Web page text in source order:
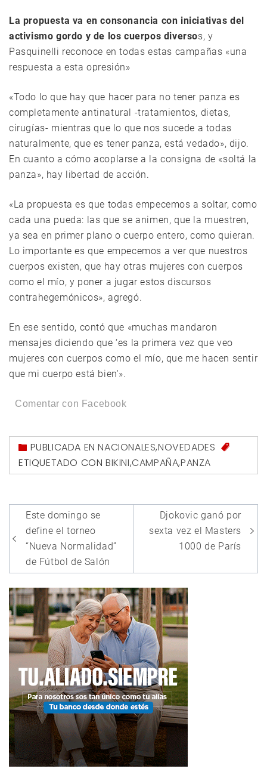
La propuesta va en consonancia con iniciativas del
activismo gordo y de los cuerpos diversos, y
Pasquinelli reconoce en todas estas campañas «una
respuesta a esta opresión»
«Todo lo que hay que hacer para no tener panza es
completamente antinatural -tratamientos, dietas,
cirugías- mientras que lo que nos sucede a todas
naturalmente, que es tener panza, está vedado», dijo.
En cuanto a cómo acoplarse a la consigna de «soltá la
panza», hay libertad de acción.
«La propuesta es que todas empecemos a soltar, como
cada una pueda: las que se animen, que la muestren,
ya sea en primer plano o cuerpo entero, como quieran.
Lo importante es que empecemos a ver que nuestros
cuerpos existen, que hay otras mujeres con cuerpos
como el mío, y poner a jugar estos discursos
contrahegemónicos», agregó.
En ese sentido, contó que «muchas mandaron
mensajes diciendo que ‘es la primera vez que veo
mujeres con cuerpos como el mío, que me hacen sentir
que mi cuerpo está bien'».
Comentar con Facebook
PUBLICADA ENNACIONALES,NOVEDADES
ETIQUETADO CON BIKINI,CAMPAÑA,PANZA
Navegación
de
entradas
Este domingo se
define el torneo
“Nueva Normalidad”
de Fútbol de Salón
Djokovic ganó por
sexta vez el Masters
1000 de París